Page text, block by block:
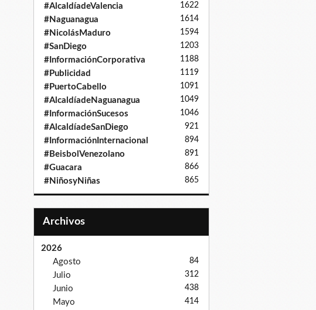
#AlcaldíadeValencia 1622
#Naguanagua 1614
#NicolásMaduro 1594
#SanDiego 1203
#InformaciónCorporativa 1188
#Publicidad 1119
#PuertoCabello 1091
#AlcaldíadeNaguanagua 1049
#InformaciónSucesos 1046
#AlcaldíadeSanDiego 921
#InformaciónInternacional 894
#BeisbolVenezolano 891
#Guacara 866
#NiñosyNiñas 865
Archivos
2026
Agosto
84
Julio 312
Junio 438
Mayo 414